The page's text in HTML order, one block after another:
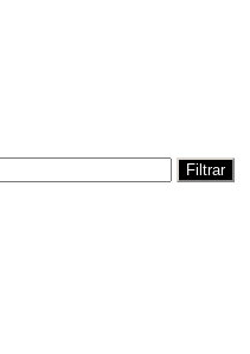
Filtrar